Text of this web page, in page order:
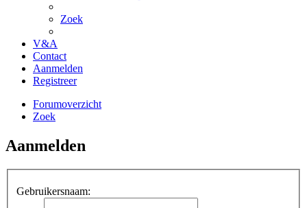
Zoek
V&A
Contact
Aanmelden
Registreer
Forumoverzicht
Zoek
Aanmelden
Gebruikersnaam: